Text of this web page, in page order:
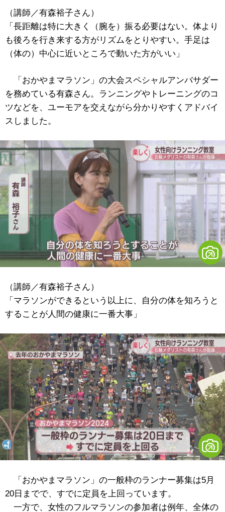
（講師／有森裕子さん）
「長距離は特に大きく（腕を）振る必要はない。体より
も後ろを行き来する方がリズムをとりやすい。手足は
（体の）中心に近いところで動いた方がいい」
「おかやまマラソン」の大会スペシャルアンバサダー
を務めている有森さん。ランニングやトレーニングのコ
ツなどを、ユーモアを交えながら分かりやすくアドバイ
スしました。
（講師／有森裕子さん）
「マラソンができるという以上に、自分の体を知ろうと
することが人間の健康に一番大事」
「おかやまマラソン」の一般枠のランナー募集は5月
20日までで、すでに定員を上回っています。
一方で、女性のフルマラソンの参加者は例年、全体の